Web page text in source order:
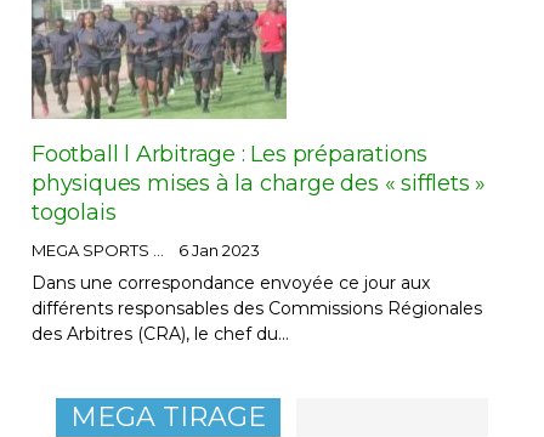
Football l Arbitrage : Les préparations
physiques mises à la charge des « sifflets »
togolais
MEGA SPORTS 6 Jan 2023
Dans une correspondance envoyée ce jour aux
différents responsables des Commissions Régionales
des Arbitres (CRA), le chef du…
MEGA TIRAGE